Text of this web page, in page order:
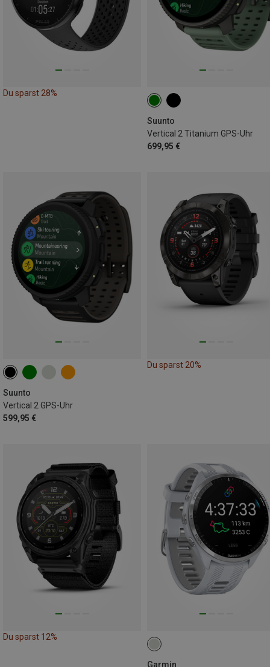
Du sparst 28%
Suunto
Vertical 2 Titanium GPS-Uhr
699,95 €
Suunto
Vertical 2 GPS-Uhr
599,95 €
Du sparst 20%
Du sparst 12%
Garmin